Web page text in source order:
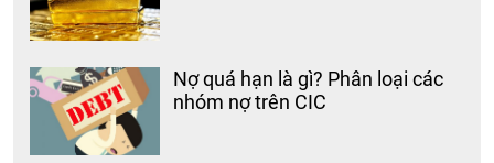
Nợ quá hạn là gì? Phân loại các
nhóm nợ trên CIC